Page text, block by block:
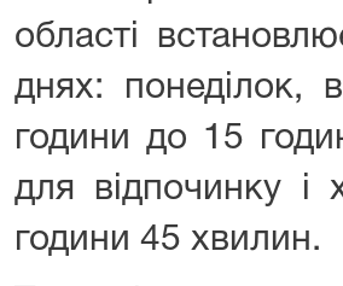
області
днях: понеділок,
години до 15
для відпочинку
години 45 хвилин.